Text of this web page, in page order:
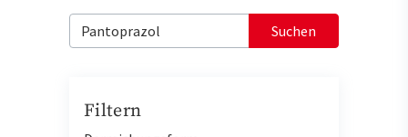
Suchen
Filtern